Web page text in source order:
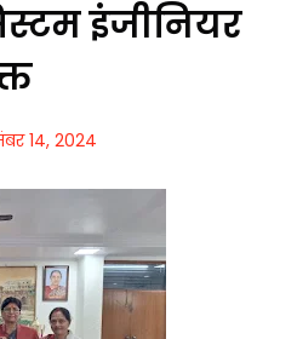
इंजीनियर
14, 2024